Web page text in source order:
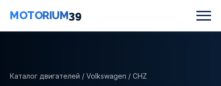
MOTORIUM39
Каталог двигателей / Volkswagen / CHZ